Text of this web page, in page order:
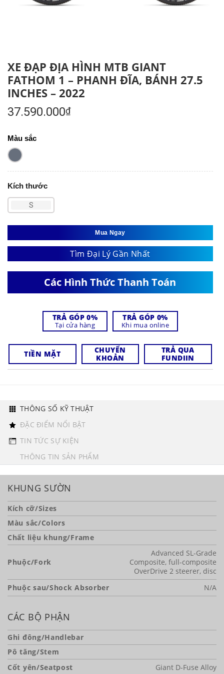
XE ĐẠP ĐỊA HÌNH MTB GIANT
FATHOM 1 – PHANH ĐĨA, BÁNH 27.5
INCHES – 2022
37.590.000₫
Màu sắc
Kích thước
S
Mua Ngay
Tìm Đại Lý Gần Nhất
Các Hình Thức Thanh Toán
TRẢ GÓP 0%
Tại cửa hàng
TRẢ GÓP 0%
Khi mua online
TIỀN MẶT
CHUYỂN
KHOẢN
TRẢ QUA
FUNDIIN
THÔNG SỐ KỸ THUẬT
ĐẶC ĐIỂM NỔI BẬT
TIN TỨC SỰ KIỆN
THÔNG TIN SẢN PHẨM
KHUNG SƯỜN
Kích cỡ/Sizes
Màu sắc/Colors
Chất liệu khung/Frame
Phuộc/Fork
Advanced SL-Grade
Composite, full-composite
OverDrive 2 steerer, disc
Phuộc sau/Shock Absorber
N/A
CÁC BỘ PHẬN
Ghi đông/Handlebar
Pô tăng/Stem
Cốt yên/Seatpost
Giant D-Fuse Alloy